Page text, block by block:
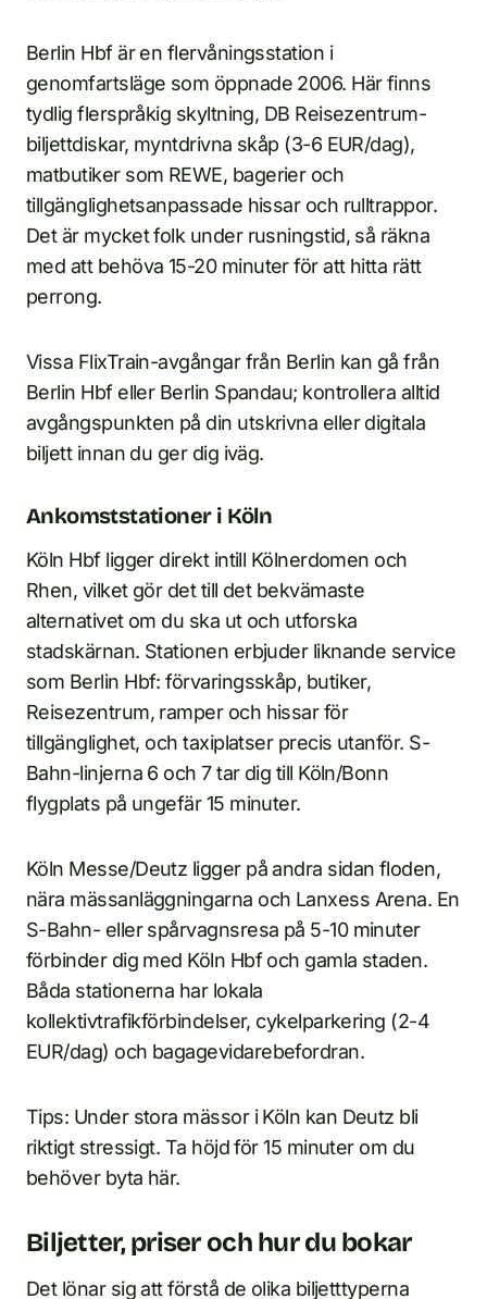
Berlin Hbf är en flervåningsstation i
genomfartsläge som öppnade 2006. Här finns
tydlig flerspråkig skyltning, DB Reisezentrum-
biljettdiskar, myntdrivna skåp (3-6 EUR/dag),
matbutiker som REWE, bagerier och
tillgänglighetsanpassade hissar och rulltrappor.
Det är mycket folk under rusningstid, så räkna
med att behöva 15-20 minuter för att hitta rätt
perrong.
Vissa FlixTrain-avgångar från Berlin kan gå från
Berlin Hbf eller Berlin Spandau; kontrollera alltid
avgångspunkten på din utskrivna eller digitala
biljett innan du ger dig iväg.
Ankomststationer i Köln
Köln Hbf ligger direkt intill Kölnerdomen och
Rhen, vilket gör det till det bekvämaste
alternativet om du ska ut och utforska
stadskärnan. Stationen erbjuder liknande service
som Berlin Hbf: förvaringsskåp, butiker,
Reisezentrum, ramper och hissar för
tillgänglighet, och taxiplatser precis utanför. S-
Bahn-linjerna 6 och 7 tar dig till Köln/Bonn
flygplats på ungefär 15 minuter.
Köln Messe/Deutz ligger på andra sidan floden,
nära mässanläggningarna och Lanxess Arena. En
S-Bahn- eller spårvagnsresa på 5-10 minuter
förbinder dig med Köln Hbf och gamla staden.
Båda stationerna har lokala
kollektivtrafikförbindelser, cykelparkering (2-4
EUR/dag) och bagagevidarebefordran.
Tips: Under stora mässor i Köln kan Deutz bli
riktigt stressigt. Ta höjd för 15 minuter om du
behöver byta här.
Biljetter, priser och hur du bokar
Det lönar sig att förstå de olika biljetttyperna